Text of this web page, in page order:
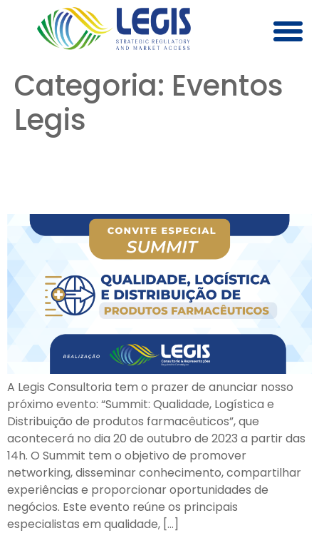
Categoria: Eventos
Legis
A Legis Consultoria tem o prazer de anunciar nosso
próximo evento: “Summit: Qualidade, Logística e
Distribuição de produtos farmacêuticos”, que
acontecerá no dia 20 de outubro de 2023 a partir das
14h. O Summit tem o objetivo de promover
networking, disseminar conhecimento, compartilhar
experiências e proporcionar oportunidades de
negócios. Este evento reúne os principais
especialistas em qualidade, […]